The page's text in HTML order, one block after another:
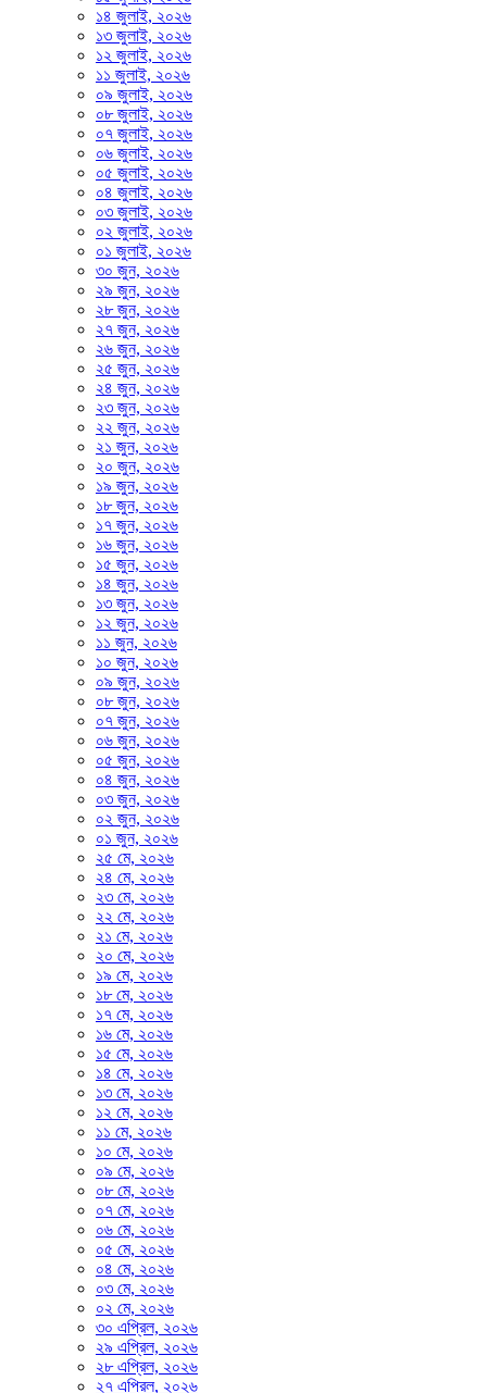
১৪ জুলাই, ২০২৬
১৩ জুলাই, ২০২৬
১২ জুলাই, ২০২৬
১১ জুলাই, ২০২৬
০৯ জুলাই, ২০২৬
০৮ জুলাই, ২০২৬
০৭ জুলাই, ২০২৬
০৬ জুলাই, ২০২৬
০৫ জুলাই, ২০২৬
০৪ জুলাই, ২০২৬
০৩ জুলাই, ২০২৬
০২ জুলাই, ২০২৬
০১ জুলাই, ২০২৬
৩০ জুন, ২০২৬
২৯ জুন, ২০২৬
২৮ জুন, ২০২৬
২৭ জুন, ২০২৬
২৬ জুন, ২০২৬
২৫ জুন, ২০২৬
২৪ জুন, ২০২৬
২৩ জুন, ২০২৬
২২ জুন, ২০২৬
২১ জুন, ২০২৬
২০ জুন, ২০২৬
১৯ জুন, ২০২৬
১৮ জুন, ২০২৬
১৭ জুন, ২০২৬
১৬ জুন, ২০২৬
১৫ জুন, ২০২৬
১৪ জুন, ২০২৬
১৩ জুন, ২০২৬
১২ জুন, ২০২৬
১১ জুন, ২০২৬
১০ জুন, ২০২৬
০৯ জুন, ২০২৬
০৮ জুন, ২০২৬
০৭ জুন, ২০২৬
০৬ জুন, ২০২৬
০৫ জুন, ২০২৬
০৪ জুন, ২০২৬
০৩ জুন, ২০২৬
০২ জুন, ২০২৬
০১ জুন, ২০২৬
২৫ মে, ২০২৬
২৪ মে, ২০২৬
২৩ মে, ২০২৬
২২ মে, ২০২৬
২১ মে, ২০২৬
২০ মে, ২০২৬
১৯ মে, ২০২৬
১৮ মে, ২০২৬
১৭ মে, ২০২৬
১৬ মে, ২০২৬
১৫ মে, ২০২৬
১৪ মে, ২০২৬
১৩ মে, ২০২৬
১২ মে, ২০২৬
১১ মে, ২০২৬
১০ মে, ২০২৬
০৯ মে, ২০২৬
০৮ মে, ২০২৬
০৭ মে, ২০২৬
০৬ মে, ২০২৬
০৫ মে, ২০২৬
০৪ মে, ২০২৬
০৩ মে, ২০২৬
০২ মে, ২০২৬
৩০ এপ্রিল, ২০২৬
২৯ এপ্রিল, ২০২৬
২৮ এপ্রিল, ২০২৬
২৭ এপ্রিল, ২০২৬